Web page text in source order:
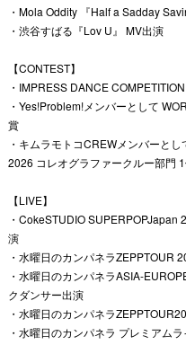
・Mola Oddity 『Half a Sadday
・渋谷すばる『Lov U』 MV出演
【CONTEST】
・IMPRESS DANCE
・Yes!Problem!メンバーとして
賞
・キムラモトコCREWメンバーと
2026 コレオグラファークルー部門
【LIVE】
・CokeSTUDIO
演
・水曜日のカンパネラZEPPTOUR
・水曜日のカンパネラASIA-
クダンサー出演
・水曜日のカンパネラ
・水曜日のカンパネラ プレミアム